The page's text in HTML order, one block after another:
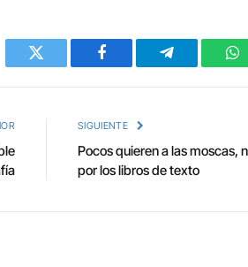
Twitter Facebook Telegram
SIGUIENTE
Pocos quieren a las moscas,
por los libros de texto